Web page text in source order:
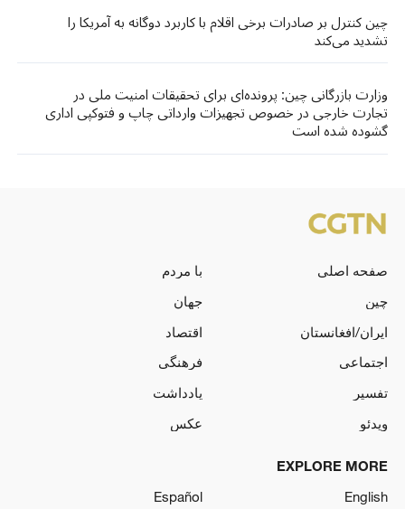
چین کنترل بر صادرات برخی اقلام با کاربرد دوگانه به آمریکا را
تشدید می‌کند
وزارت بازرگانی چین: پرونده‌ای برای تحقیقات امنیت ملی در
تجارت خارجی در خصوص تجهیزات وارداتی چاپ و فتوکپی اداری
گشوده شده است
صفحه اصلی
با مردم
چین
جهان
ایران/افغانستان
اقتصاد
اجتماعی
فرهنگی
تفسیر
یادداشت
ویدئو
عکس
EXPLORE MORE
English
Español